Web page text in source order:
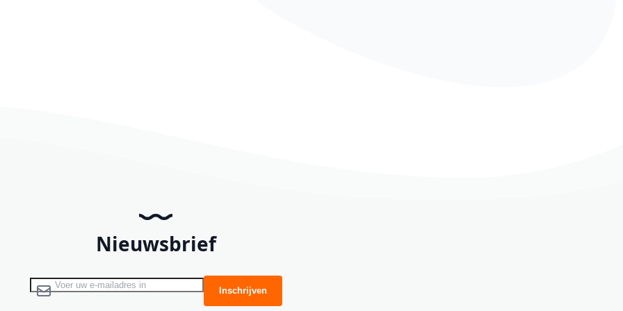
Nieuwsbrief
Abonneer u op onze nieuwsbrief Inschrijven